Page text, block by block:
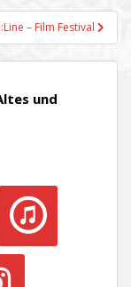
– Film Festival
und